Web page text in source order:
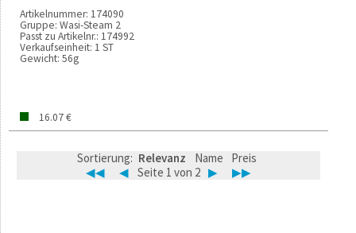
Artikelnummer: 174090
Gruppe: Wasi-Steam 2
Passt zu Artikelnr.: 174992
Verkaufseinheit: 1 ST
Gewicht: 56g
16.07 €
Sortierung: Relevanz Name
Preis
◀◀
◀ Seite 1 von 2 ▶ ▶▶